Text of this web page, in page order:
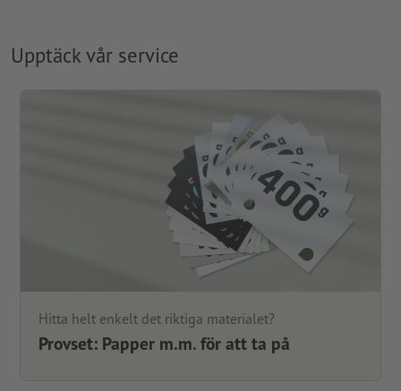
Upptäck vår service
Hitta helt enkelt det riktiga materialet?
Provset: Papper m.m. för att ta på